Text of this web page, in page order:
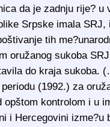
da je zadnju rije? u
Srpske imala
tih
oružanog sukoba
do kraja sukoba.
(1992.) za
opštom kontrolom i u
i Hercegovini